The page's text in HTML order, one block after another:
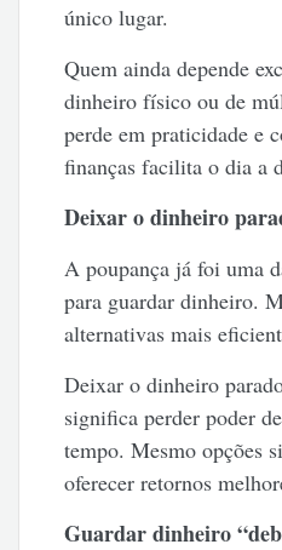
único lugar.
Quem ainda depende
dinheiro físico ou de
perde em praticidade e
finanças facilita o dia a
Deixar o dinheiro
A poupança já foi uma
para guardar dinheiro.
alternativas mais
Deixar o dinheiro
significa perder poder
tempo. Mesmo opções
oferecer retornos
Guardar dinheiro